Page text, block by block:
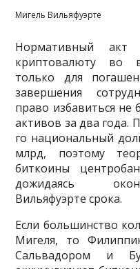
Мигель Вильяфуэрте
Нормативный акт
криптовалюту во
только для
завершения
право избавиться не
активов за два года.
го национальный
млрд, поэтому
биткоины
дожидаясь
Вильяфуэрте срока.
Если большинство
Мигеля, то
Сальвадором и